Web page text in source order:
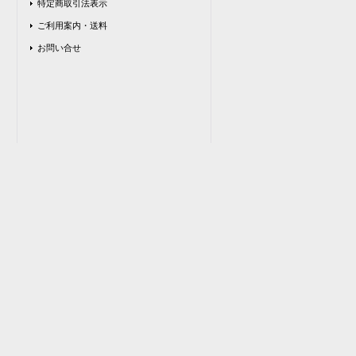
特定商取引法表示
ご利用案内・送料
お問い合せ